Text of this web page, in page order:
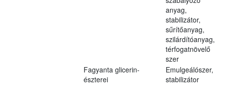
anyag,
stabilizátor,
sűrítőanyag,
szilárdítóanyag,
térfogatnövelő
szer
Fagyanta glicerin-
észterei
Emulgeálószer,
stabilizátor